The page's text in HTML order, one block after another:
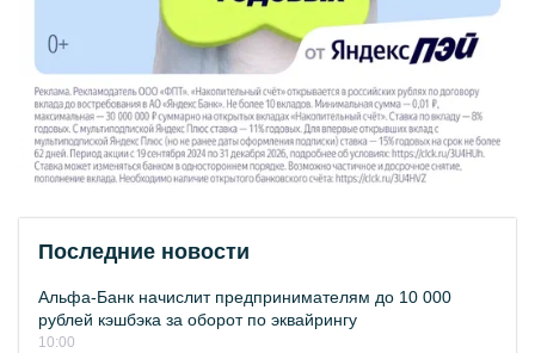
Последние новости
Альфа-Банк начислит предпринимателям до 10 000
рублей кэшбэка за оборот по эквайрингу
10:00